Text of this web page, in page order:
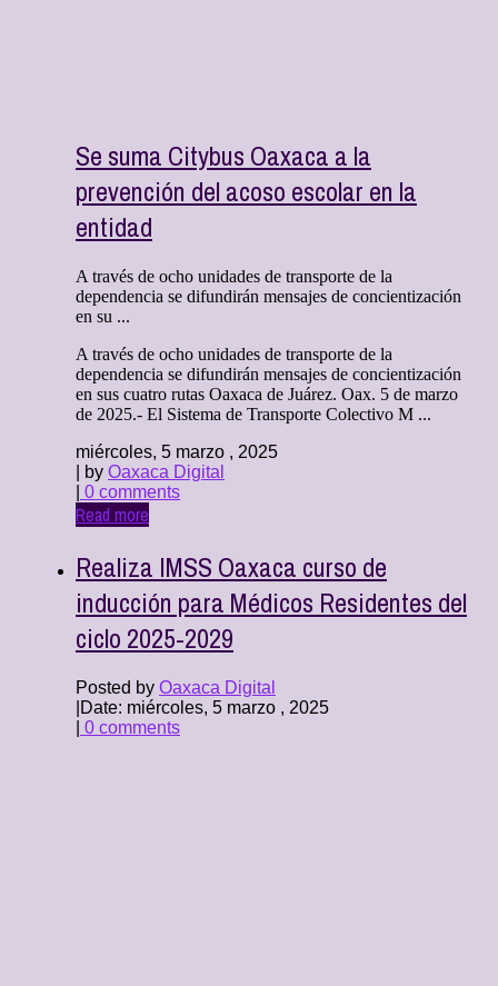
Se suma Citybus Oaxaca a la
prevención del acoso escolar en la
entidad
A través de ocho unidades de transporte de la
dependencia se difundirán mensajes de concientización
en su ...
A través de ocho unidades de transporte de la
dependencia se difundirán mensajes de concientización
en sus cuatro rutas Oaxaca de Juárez. Oax. 5 de marzo
de 2025.- El Sistema de Transporte Colectivo M ...
miércoles, 5 marzo , 2025
| by Oaxaca Digital
0 comments
Read more
Realiza IMSS Oaxaca curso de
inducción para Médicos Residentes del
ciclo 2025-2029
Posted by Oaxaca Digital
Date: miércoles, 5 marzo , 2025
0 comments